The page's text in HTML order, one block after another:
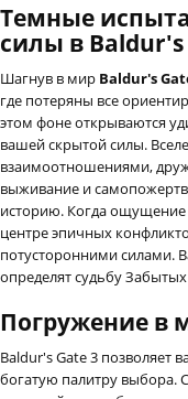
Темные
силы в Baldur's
Шагнув в мир Baldur's
где потеряны все
этом фоне открываются
вашей скрытой силы.
взаимоотношениями,
выживание и
историю. Когда ощущение
центре эпичных
потусторонними силами.
определят судьбу
Погружение в
Baldur's Gate 3 позволяет
богатую палитру выбора.